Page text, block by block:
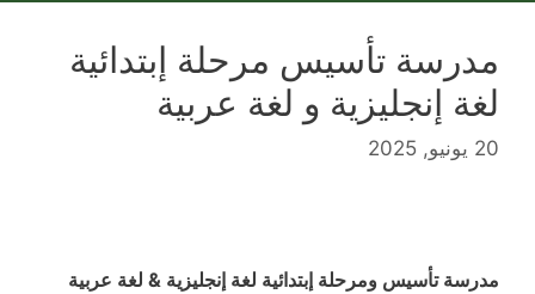
مدرسة تأسيس مرحلة إبتدائية
لغة إنجليزية و لغة عربية
20 يونيو, 2025
مدرسة تأسيس ومرحلة إبتدائية لغة إنجليزية & لغة عربية